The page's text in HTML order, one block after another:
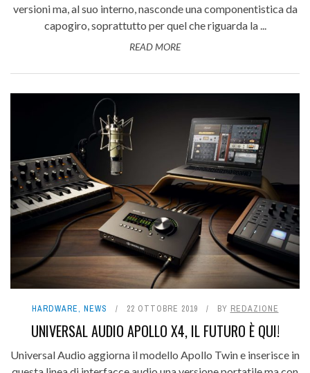
versioni ma, al suo interno, nasconde una componentistica da
capogiro, soprattutto per quel che riguarda la ...
READ MORE
HARDWARE, NEWS 22 OTTOBRE 2019 BY REDAZIONE
UNIVERSAL AUDIO APOLLO X4, IL FUTURO È QUI!
Universal Audio aggiorna il modello Apollo Twin e inserisce in